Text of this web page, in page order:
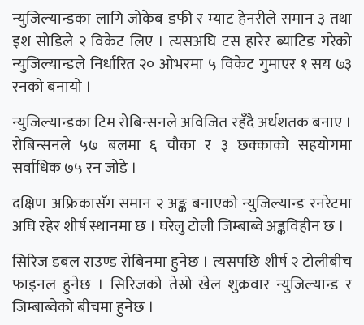
न्युजिल्यान्डका लागि जोकेब डफी र म्याट हेनरीले समान ३ तथा
इश सोडिले २ विकेट लिए । त्यसअघि टस हारेर ब्याटिङ गरेको
न्युजिल्यान्डले निर्धारित २० ओभरमा ५ विकेट गुमाएर १ सय ७३
रनको बनायो ।
न्युजिल्यान्डका टिम रोबिन्सनले अविजित रहँदै अर्धशतक बनाए ।
रोबिन्सनले ५७ बलमा ६ चौका र ३ छक्काको सहयोगमा
सर्वाधिक ७५ रन जोडे ।
दक्षिण अफ्रिकासँग समान २ अङ्क बनाएको न्युजिल्यान्ड रनरेटमा
अघि रहेर शीर्ष स्थानमा छ । घरेलु टोली जिम्बाब्वे अङ्कविहीन छ ।
सिरिज डबल राउण्ड रोबिनमा हुनेछ । त्यसपछि शीर्ष २ टोलीबीच
फाइनल हुनेछ । सिरिजको तेस्रो खेल शुक्रवार न्युजिल्यान्ड र
जिम्बाब्वेको बीचमा हुनेछ ।